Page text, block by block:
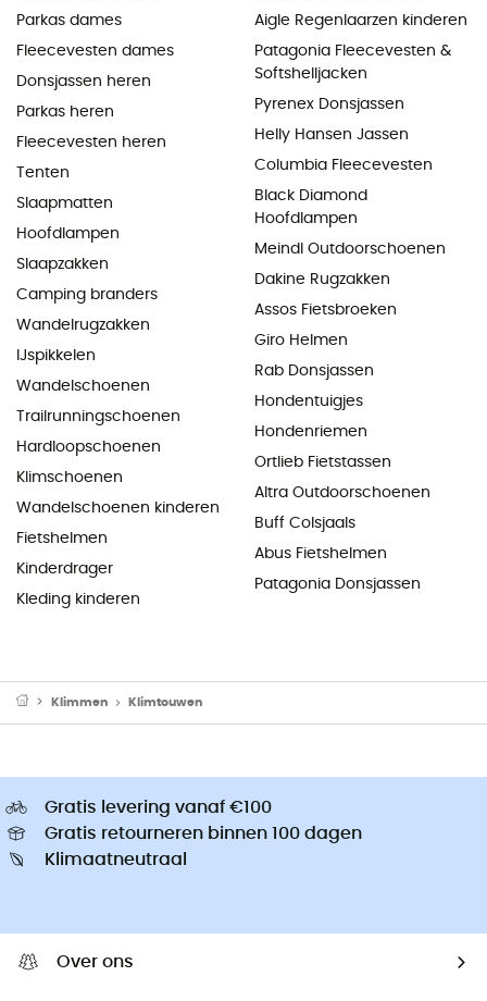
Parkas dames
Fleecevesten dames
Donsjassen heren
Parkas heren
Fleecevesten heren
Tenten
Slaapmatten
Hoofdlampen
Slaapzakken
Camping branders
Wandelrugzakken
IJspikkelen
Wandelschoenen
Trailrunningschoenen
Hardloopschoenen
Klimschoenen
Wandelschoenen kinderen
Fietshelmen
Kinderdrager
Kleding kinderen
Aigle Regenlaarzen kinderen
Patagonia Fleecevesten &
Softshelljacken
Pyrenex Donsjassen
Helly Hansen Jassen
Columbia Fleecevesten
Black Diamond
Hoofdlampen
Meindl Outdoorschoenen
Dakine Rugzakken
Assos Fietsbroeken
Giro Helmen
Rab Donsjassen
Hondentuigjes
Hondenriemen
Ortlieb Fietstassen
Altra Outdoorschoenen
Buff Colsjaals
Abus Fietshelmen
Patagonia Donsjassen
Klimmen Klimtouwen
Gratis levering vanaf €100
Gratis retourneren binnen 100 dagen
Klimaatneutraal
Over ons